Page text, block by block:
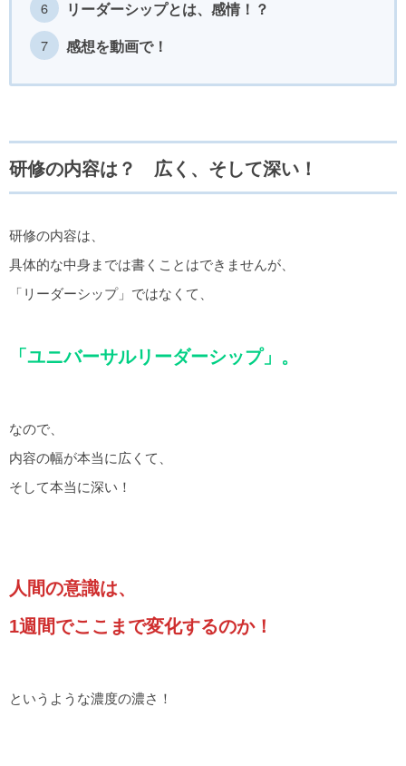
リーダーシップとは、感情！？
感想を動画で！
研修の内容は？ 広く、そして深い！
研修の内容は、
具体的な中身までは書くことはできませんが、
「リーダーシップ」ではなくて、
「ユニバーサルリーダーシップ」。
なので、
内容の幅が本当に広くて、
そして本当に深い！
人間の意識は、
1週間でここまで変化するのか！
というような濃度の濃さ！